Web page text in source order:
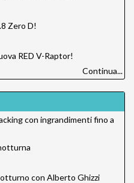
Zero D!
RED V-Raptor!
Continua...
con ingrandimenti fino a
con Alberto Ghizzi